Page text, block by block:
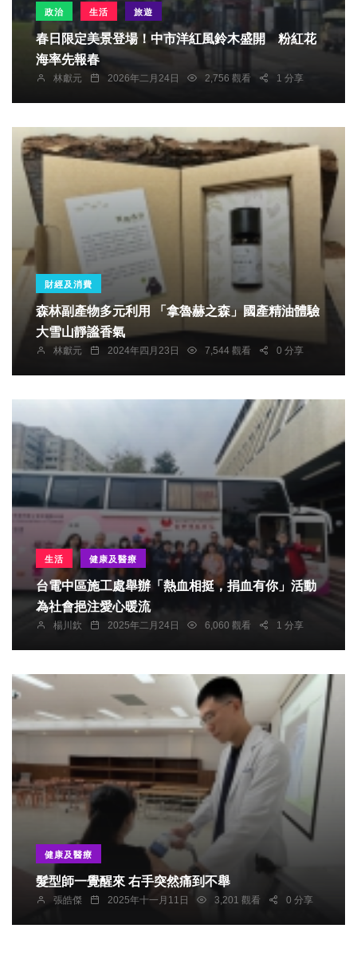
政治 生活 旅遊
春日限定美景登場！中市洋紅風鈴木盛開 粉紅花
海率先報春
林獻元 2026年二月24日 2,756 觀看 1 分享
財經及消費
森林副產物多元利用 「拿魯赫之森」國產精油體驗
大雪山靜謐香氣
林獻元 2024年四月23日 7,544 觀看 0 分享
生活 健康及醫療
台電中區施工處舉辦「熱血相挺，捐血有你」活動
為社會挹注愛心暖流
楊川欽 2025年二月24日 6,060 觀看 1 分享
健康及醫療
髮型師一覺醒來 右手突然痛到不舉
張皓傑 2025年十一月11日 3,201 觀看 0 分享